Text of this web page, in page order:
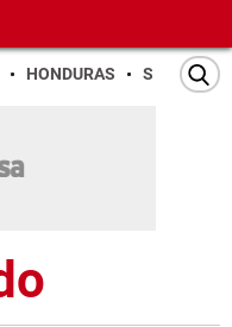
HONDURAS SAN PEDRO